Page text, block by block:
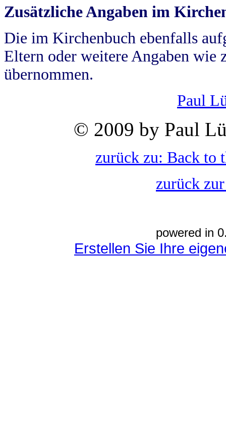
Zusätzliche Angaben im
Die im Kirchenbuch ebenfalls
Eltern oder weitere Angaben wie
übernommen.
Paul
© 2009 by Paul
zurück zu: Back to
zurück
powered in
Erstellen Sie Ihre